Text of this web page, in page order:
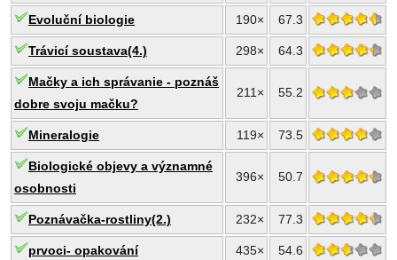
Evoluční biologie 190× 67.3
Trávicí soustava(4.) 298× 64.3
Mačky a ich správanie - poznáš
dobre svoju mačku?
211× 55.2
Mineralogie 119× 73.5
Biologické objevy a významné
osobnosti
396× 50.7
Poznávačka-rostliny(2.) 232× 77.3
prvoci- opakování 435× 54.6